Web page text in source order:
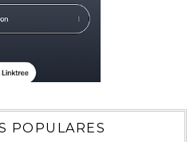
POPULARES